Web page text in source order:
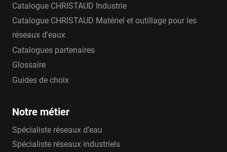
Catalogue CHRISTAUD Industrie
Catalogue CHRISTAUD Matériel et outillage pour les
réseaux d'eaux
Catalogues partenaires
Glossaire
Guides de choix
Notre métier
Spécialiste réseaux d’eau
Spécialiste réseaux industriels